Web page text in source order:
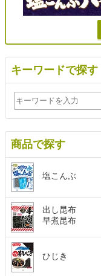
キーワードで探す
商品で探す
塩こんぶ
出し昆布
早煮昆布
ひじき